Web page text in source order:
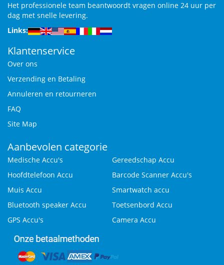
Het professionele team beantwoordt vragen online 24 uur per
dag met snelle levering.
Links:
Klantenservice
Over ons
Verzending en Betaling
Annuleren en retourneren
FAQ
Site Map
Aanbevolen categorie
Medische Accu's
Gereedschap Accu
Hoofdtelefoon Accu
Barcode Scanner Accu's
Muis Accu
Smartwatch accu
Bluetooth speaker Accu
Toetsenbord Accu
GPS Accu's
Camera Accu